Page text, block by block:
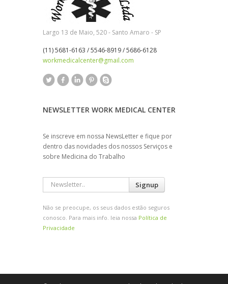
Largo 13 de Maio, 520 - Santo Amaro - SP
(11) 5681-6163 / 5546-8919 / 5686-6128
workmedicalcenter@gmail.com
NEWSLETTER WORK MEDICAL CENTER
Se inscreve em nossa NewsLetter e fique por
dentro das novidades dos nossos Serviços e
sobre Medicina do Trabalho
Signup
Não se preocupe, os seus dados estão seguros
conosco. Para mais info. leia nossa Política de
Privacidade